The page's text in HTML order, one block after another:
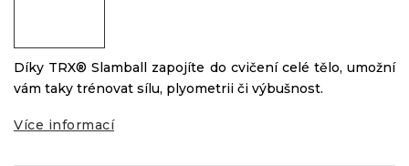
Díky TRX® Slamball zapojíte do cvičení celé tělo, umožní
vám taky trénovat sílu, plyometrii či výbušnost.
Více informací